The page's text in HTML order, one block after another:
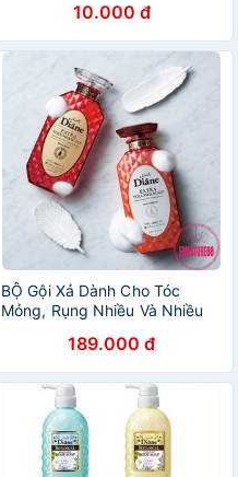
10.000 đ
BỘ Gội Xả Dành Cho Tóc
Mỏng, Rụng Nhiều Và Nhiều
& Scalp Bán Chạy Số 1 Nhật
Bản
189.000 đ